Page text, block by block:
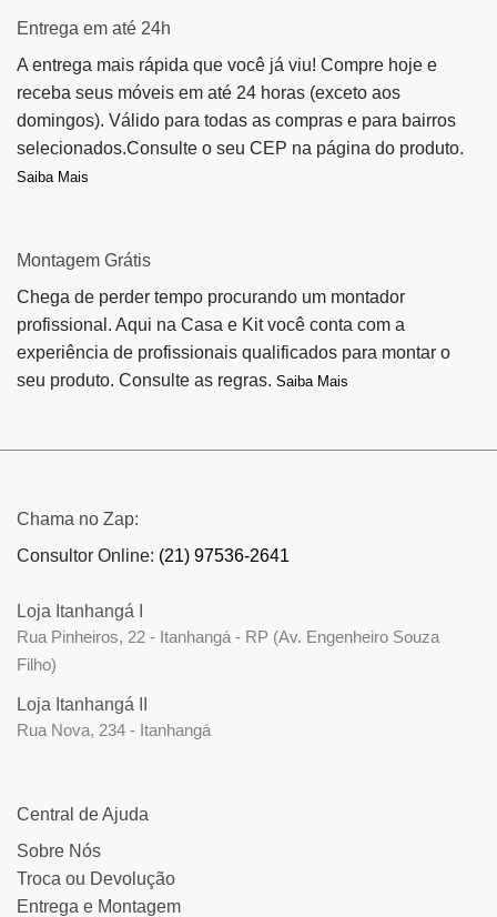
Entrega em até 24h
A entrega mais rápida que você já viu! Compre hoje e
receba seus móveis em até 24 horas (exceto aos
domingos). Válido para todas as compras e para bairros
selecionados.Consulte o seu CEP na página do produto.
Saiba Mais
Montagem Grátis
Chega de perder tempo procurando um montador
profissional. Aqui na Casa e Kit você conta com a
experiência de profissionais qualificados para montar o
seu produto. Consulte as regras. Saiba Mais
Chama no Zap:
Consultor Online: (21) 97536-2641
Loja Itanhangá I
Rua Pinheiros, 22 - Itanhangá - RP (Av. Engenheiro Souza
Filho)
Loja Itanhangá II
Rua Nova, 234 - Itanhangá
Central de Ajuda
Sobre Nós
Troca ou Devolução
Entrega e Montagem